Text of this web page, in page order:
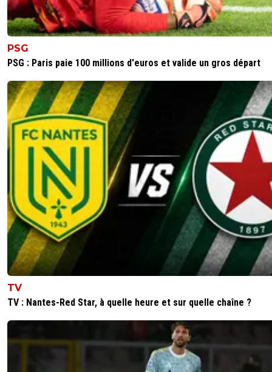
PSG
PSG : Paris paie 100 millions d'euros et valide un gros départ
TV
TV : Nantes-Red Star, à quelle heure et sur quelle chaîne ?